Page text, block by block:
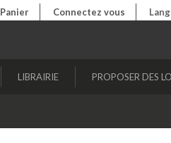
Panier Connectez vous
LIBRAIRIE PROPOSER DES